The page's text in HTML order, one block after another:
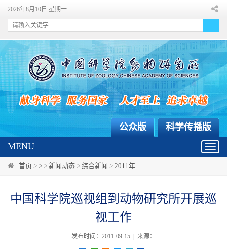
2026年8月10日 星期一
科学传播版
公众版
MENU
首页 > > > 新闻动态 > 综合新闻 > 2011年
中国科学院巡视组到动物研究所开展巡
视工作
发布时间：2011-09-15 | 来源：